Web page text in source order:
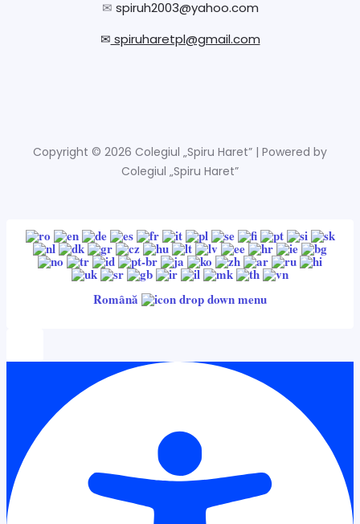
✉ spiruh2003@yahoo.com
✉ spiruharetpl@gmail.com
Copyright © 2026 Colegiul „Spiru Haret” | Powered by
Colegiul „Spiru Haret”
Română